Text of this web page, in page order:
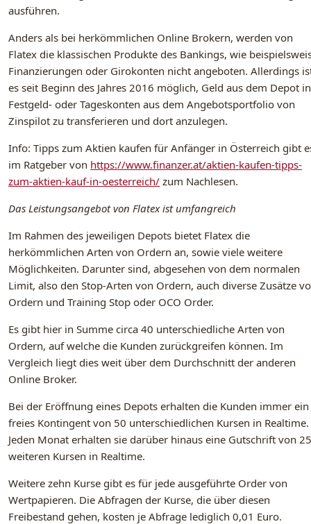
ausführen.
Anders als bei herkömmlichen Online Brokern, werden von
Flatex die klassischen Produkte des Bankings, wie
Finanzierungen oder Girokonten nicht angeboten. Allerdings
es seit Beginn des Jahres 2016 möglich, Geld aus dem Depot in
Festgeld- oder Tageskonten aus dem Angebotsportfolio von
Zinspilot zu transferieren und dort anzulegen.
Info: Tipps zum Aktien kaufen für Anfänger in Österreich gibt
im Ratgeber von https://www.finanzer.at/aktien-kaufen-tipps-
zum-aktien-kauf-in-oesterreich/ zum Nachlesen.
Das Leistungsangebot von Flatex ist umfangreich
Im Rahmen des jeweiligen Depots bietet Flatex die
herkömmlichen Arten von Ordern an, sowie viele weitere
Möglichkeiten. Darunter sind, abgesehen von dem normalen
Limit, also den Stop-Arten von Ordern, auch diverse Zusätze
Ordern und Training Stop oder OCO Order.
Es gibt hier in Summe circa 40 unterschiedliche Arten von
Ordern, auf welche die Kunden zurückgreifen können. Im
Vergleich liegt dies weit über dem Durchschnitt der anderen
Online Broker.
Bei der Eröffnung eines Depots erhalten die Kunden immer ein
freies Kontingent von 50 unterschiedlichen Kursen in Realtime.
Jeden Monat erhalten sie darüber hinaus eine Gutschrift von 25
weiteren Kursen in Realtime.
Weitere zehn Kurse gibt es für jede ausgeführte Order von
Wertpapieren. Die Abfragen der Kurse, die über diesen
Freibestand gehen, kosten je Abfrage lediglich 0,01 Euro.